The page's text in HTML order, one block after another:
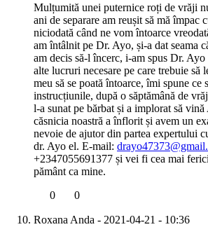
Mulțumită unei puternice roți de vrăji
ani de separare am reușit să mă împac
niciodată când ne vom întoarce
am întâlnit pe Dr. Ayo, și-a dat seama
am decis să-l încerc, i-am spus Dr. Ayo
alte lucruri necesare pe care trebuie să
meu să se poată întoarce, îmi spune ce
instrucțiunile, după o săptămână de
l-a sunat pe bărbat și a implorat să vină
căsnicia noastră a înflorit și avem un
nevoie de ajutor din partea expertului
dr. Ayo el. E-mail:
+2347055691377 și vei fi cea mai
pământ ca mine.
0
0
Roxana Anda - 2021-04-21 - 10:36